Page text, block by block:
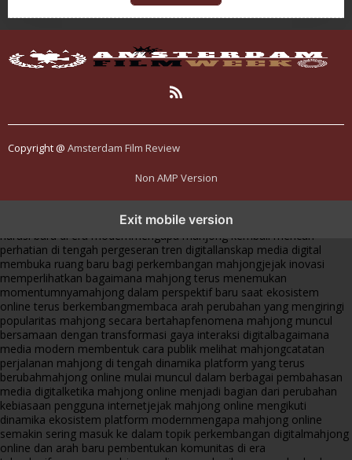
Copyright @ Amsterdam Film Review
Non AMP Version
Exit mobile version
dari komunitas hingga platform mahjong membangun
narasi baru di era modernmengapa mahjong kembali mencuri
perhatian di tengah pergeseran tren digitallanskap media digital
membuka ruang baru bagi perkembangan mahjongjejak inovasi
memperlihatkan bagaimana mahjong terus menemukan
momentumnyamahjong dalam perspektif baru saat ekosistem
online terus berkembangmembaca arah perubahan yang mengiringi
popularitas mahjong secara bertahapfenomena mahjong muncul
bersamaan dengan transformasi gaya interaksi digitalbagaimana
media modern membentuk cara publik melihat mahjongcatatan
perjalanan mahjong di tengah dinamika platform yang terus
berubahmahjong online mulai muncul dalam berbagai pembahasan
media digitalketika mahjong online menjadi bagian dari perubahan
kebiasaan pengguna internetjejak mahjong online mengikuti
dinamika ekosistem platform modernmengapa mahjong online
semakin sering masuk ke dalam topik perkembangan digitalmahjong
online dan arah baru pembentukan komunitas di era